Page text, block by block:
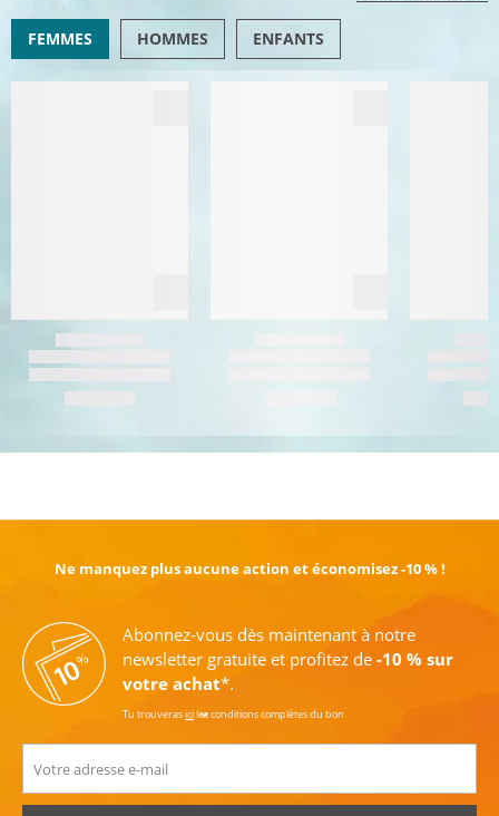
FEMMES HOMMES ENFANTS
Ne manquez plus aucune action et économisez -10 % !
Abonnez-vous dès maintenant à notre
newsletter gratuite et profitez de -10 % sur
votre achat*.
Tu trouverasiciles conditions complètes du bon